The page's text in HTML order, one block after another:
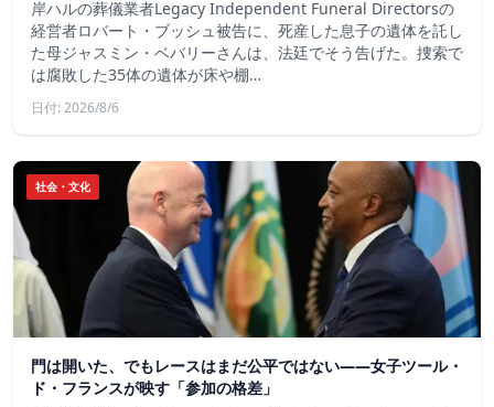
岸ハルの葬儀業者Legacy Independent Funeral Directorsの
経営者ロバート・ブッシュ被告に、死産した息子の遺体を託し
た母ジャスミン・ベバリーさんは、法廷でそう告げた。捜索で
は腐敗した35体の遺体が床や棚…
日付: 2026/8/6
社会・文化
門は開いた、でもレースはまだ公平ではない――女子ツール・
ド・フランスが映す「参加の格差」